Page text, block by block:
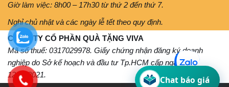
Giờ làm việc: 8h00 – 17h30 từ thứ 2 đến thứ 7.
Nghỉ chủ nhật và các ngày lễ tết theo quy định.
CÔNG TY CỔ PHẦN QUÀ TẶNG VIVA
Mã số thuế: 0317029978. Giấy chứng nhận đăng ký doanh
nghiệp do Sở kế hoạch và đầu tư Tp.HCM cấp ngày
12/11/2021.
Chat báo giá